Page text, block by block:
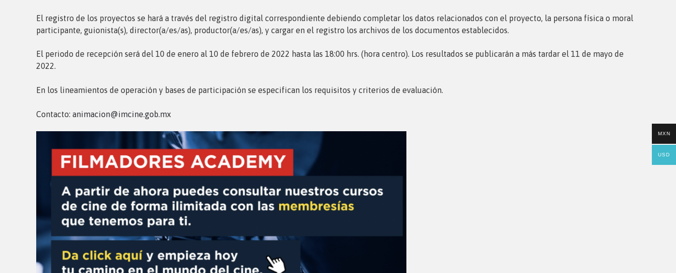
El registro de los proyectos se hará a través del registro digital correspondiente debiendo completar los datos relacionados con el proyecto, la persona física o moral
participante, guionista(s), director(a/es/as), productor(a/es/as), y cargar en el registro los archivos de los documentos establecidos.
El periodo de recepción será del 10 de enero al 10 de febrero de 2022 hasta las 18:00 hrs. (hora centro). Los resultados se publicarán a más tardar el 11 de mayo de
2022.
En los lineamientos de operación y bases de participación se especifican los requisitos y criterios de evaluación.
Contacto: animacion@imcine.gob.mx
MXN
USD